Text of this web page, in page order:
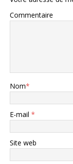
Commentaire
Nom*
E-mail *
Site web